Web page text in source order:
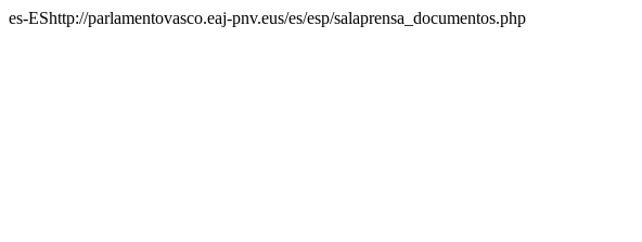
es-EShttp://parlamentovasco.eaj-pnv.eus/es/esp/salaprensa_documentos.php